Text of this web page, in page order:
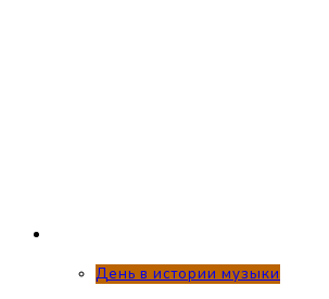
День в истории музыки